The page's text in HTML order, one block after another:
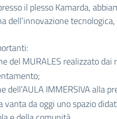
il plesso Kamarda,
dell’innovazione
del MURALES realizzato
dell’AULA IMMERSIVA alla
vanta da oggi uno spazio